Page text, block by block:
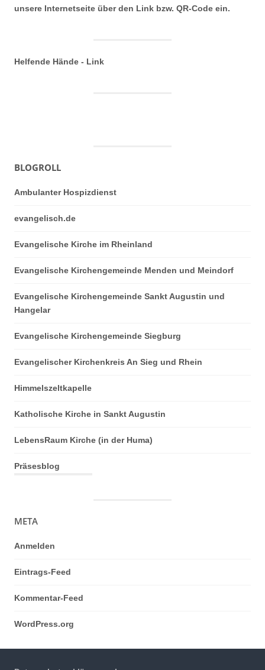
unsere Internetseite über den Link bzw. QR-Code ein.
Helfende Hände - Link
BLOGROLL
Ambulanter Hospizdienst
evangelisch.de
Evangelische Kirche im Rheinland
Evangelische Kirchengemeinde Menden und Meindorf
Evangelische Kirchengemeinde Sankt Augustin und
Hangelar
Evangelische Kirchengemeinde Siegburg
Evangelischer Kirchenkreis An Sieg und Rhein
Himmelszeltkapelle
Katholische Kirche in Sankt Augustin
LebensRaum Kirche (in der Huma)
Präsesblog
META
Anmelden
Eintrags-Feed
Kommentar-Feed
WordPress.org